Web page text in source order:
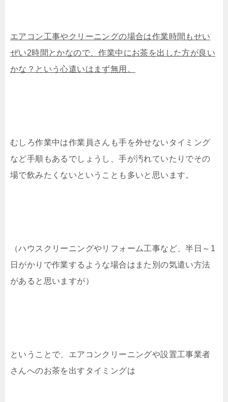
エアコン工事やクリーニングの場合は作業時間もせい
ぜい2時間とかなので、作業中にお茶を出した方が良い
かな？という心遣いはまず無用。
むしろ作業中は作業員さんも手を外せないタイミング
など手順もあるでしょうし、手が汚れていたりでその
場で飲みたくないということも多いと思います。
（ハウスクリーニングやリフォーム工事など、半日～1
日がかりで作業するような場合はまた別の気遣い方法
があると思いますが）
ということで、エアコンクリーニングや設置工事業者
さんへのお茶を出すタイミングは